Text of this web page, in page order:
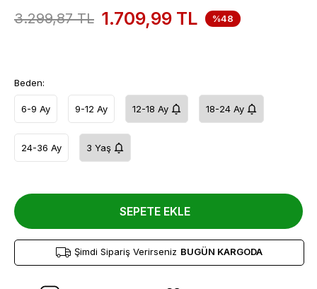
3.299,87TL 1.709,99 TL %48
Beden:
6-9 Ay 9-12 Ay 12-18 Ay 18-24 Ay
24-36 Ay 3 Yaş
SEPETE EKLE
Şimdi Sipariş Verirseniz BUGÜN KARGODA